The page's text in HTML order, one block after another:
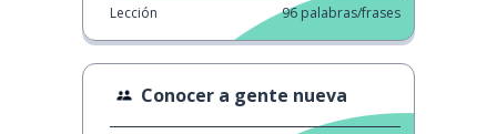
Lección 96 palabras/frases
Conocer a gente nueva